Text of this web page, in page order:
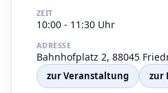
ZEIT
10:00 - 11:30 Uhr
ADRESSE
Bahnhofplatz 2, 88045
zur Veranstaltung zur